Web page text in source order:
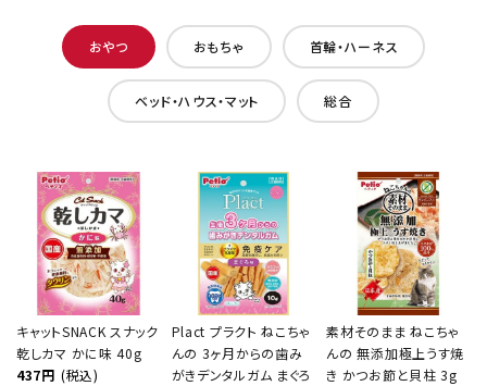
おやつ おもちゃ 首輪・ハーネス
ベッド・ハウス・マット 総合
キャットSNACK スナック
乾しカマ かに味 40g
437円 (税込)
Plact プラクト ねこちゃ
んの 3ヶ月からの歯み
がきデンタルガム まぐろ
素材そのまま ねこちゃ
んの 無添加極上うす焼
き かつお節と貝柱 3g